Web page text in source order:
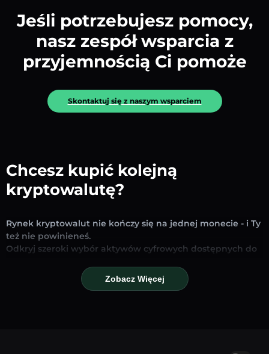
Jeśli potrzebujesz pomocy,
nasz zespół wsparcia z
przyjemnością Ci pomoże
Skontaktuj się z naszym wsparciem
Chcesz kupić kolejną
kryptowalutę?
Rynek kryptowalut nie kończy się na jednej monecie - i Ty
też nie powinieneś.
Odkryj szeroki wybór aktywów cyfrowych dostępnych do
tego, czy szukasz uznanych stablecoinów, obiecujących
altcoinów czy nowych trendujących tokenów – znajdziesz
Zobacz Więcej